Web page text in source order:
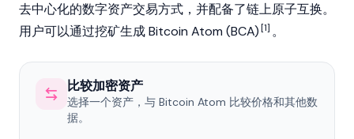
去中心化的数字资产交易方式，并配备了链上原子互换。
用户可以通过挖矿生成 Bitcoin Atom (BCA)[1] 。
比较加密资产
选择一个资产，与 Bitcoin Atom 比较价格和其他数
据。